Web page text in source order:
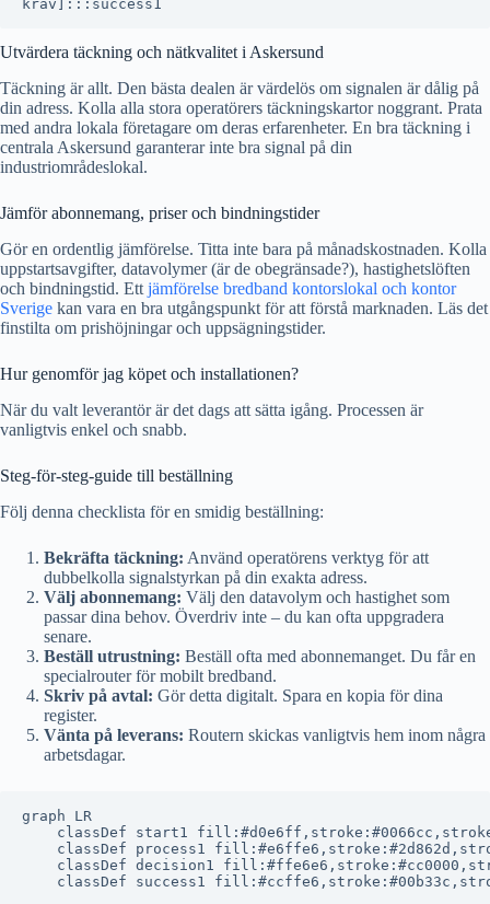
Utvärdera täckning och nätkvalitet i Askersund
Täckning är allt. Den bästa dealen är värdelös om signalen är dålig på
din adress. Kolla alla stora operatörers täckningskartor noggrant. Prata
med andra lokala företagare om deras erfarenheter. En bra täckning i
centrala Askersund garanterar inte bra signal på din
industriområdeslokal.
Jämför abonnemang, priser och bindningstider
Gör en ordentlig jämförelse. Titta inte bara på månadskostnaden. Kolla
uppstartsavgifter, datavolymer (är de obegränsade?), hastighetslöften
och bindningstid. Ett jämförelse bredband kontorslokal och kontor
Sverige kan vara en bra utgångspunkt för att förstå marknaden. Läs det
finstilta om prishöjningar och uppsägningstider.
Hur genomför jag köpet och installationen?
När du valt leverantör är det dags att sätta igång. Processen är
vanligtvis enkel och snabb.
Steg-för-steg-guide till beställning
Följ denna checklista för en smidig beställning:
Bekräfta täckning: Använd operatörens verktyg för att
dubbelkolla signalstyrkan på din exakta adress.
Välj abonnemang: Välj den datavolym och hastighet som
passar dina behov. Överdriv inte – du kan ofta uppgradera
senare.
Beställ utrustning: Beställ ofta med abonnemanget. Du får en
specialrouter för mobilt bredband.
Skriv på avtal: Gör detta digitalt. Spara en kopia för dina
register.
Vänta på leverans: Routern skickas vanligtvis hem inom några
arbetsdagar.
graph LR
classDef start1
classDef process1
classDef decision1
classDef success1